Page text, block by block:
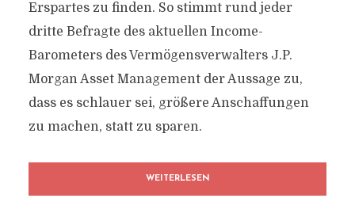
Erspartes zu finden. So stimmt rund jeder
dritte Befragte des aktuellen Income-
Barometers des Vermögensverwalters J.P.
Morgan Asset Management der Aussage zu,
dass es schlauer sei, größere Anschaffungen
zu machen, statt zu sparen.
WEITERLESEN